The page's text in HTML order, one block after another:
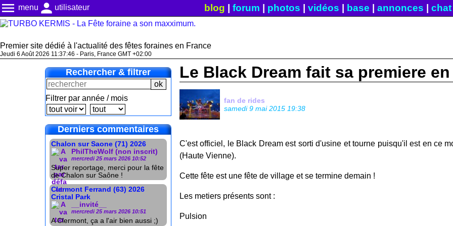
menu menu person utilisateur blog forum photos vidéos base annonces chat
Premier site dédié à l'actualité des fêtes foraines en France
Jeudi 6 Août 2026 11:37:46 - Paris, France GMT +02:00
Rechercher & filtrer
Filtrer par année / mois
Derniers commentaires
Chalon sur Saone (71) 2026
PhilTheWolf (non inscrit)
mercredi 25 mars 2026 10:52
Super reportage, merci pour la fête
de Chalon sur Saône !
Clermont Ferrand (63) 2026
Cristal Park
__invité__
mercredi 25 mars 2026 10:51
A Clermont, ça a l'air bien aussi ;)
Le Black Dream fait sa premiere
fan de rides
samedi 9 mai 2015 19:38
C'est officiel, le Black Dream est sorti d'usine et tourne puisqu'il est en ce
(Haute Vienne).
Cette fête est une fête de village et se termine demain !
Les metiers présents sont :
Pulsion